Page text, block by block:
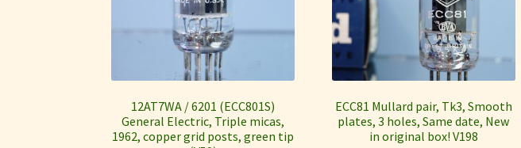
12AT7WA / 6201 (ECC801S)
General Electric, Triple micas,
1962, copper grid posts, green tip
ECC81 Mullard pair, Tk3, Smooth
plates, 3 holes, Same date, New
in original box! V198